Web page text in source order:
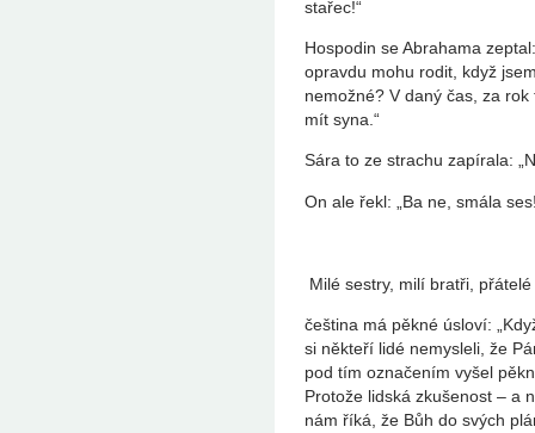
stařec!“
Hospodin se Abrahama
opravdu mohu rodit, když
nemožné? V daný čas, za
mít syna.“
Sára to ze strachu zapírala:
On ale řekl: „Ba ne, smála
Milé sestry, milí bratři,
čeština má pěkné úsloví:
si někteří lidé nemysleli, že
pod tím označením vyšel
Protože lidská zkušenost – a
nám říká, že Bůh do svých